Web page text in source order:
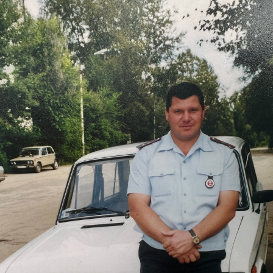
День весны и труда
Пасха
День медицинского работника
День работника культуры
День Госавтоинспекции
День воздушно-десантных войск
Крещение Господне
День учителя
День Героев Отечества
День Государственного флага
День работника стекольной промышленности
Дни рождения
День военно-морского флота
День конституции
День молодёжи
День работника прокуратуры
юбилеи
День пожилого человека
День работника дорожного хозяйства
День образования Владимирской области
День спасателя
День местного самоуправления